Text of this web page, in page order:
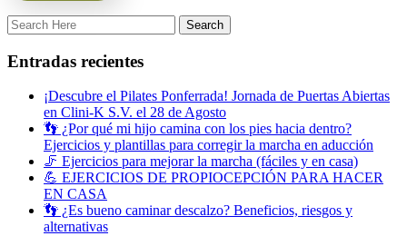
Entradas recientes
¡Descubre el Pilates Ponferrada! Jornada de Puertas Abiertas
en Clini-K S.V. el 28 de Agosto
👣 ¿Por qué mi hijo camina con los pies hacia dentro?
Ejercicios y plantillas para corregir la marcha en aducción
🦵 Ejercicios para mejorar la marcha (fáciles y en casa)
💪 EJERCICIOS DE PROPIOCEPCIÓN PARA HACER
EN CASA
👣 ¿Es bueno caminar descalzo? Beneficios, riesgos y
alternativas